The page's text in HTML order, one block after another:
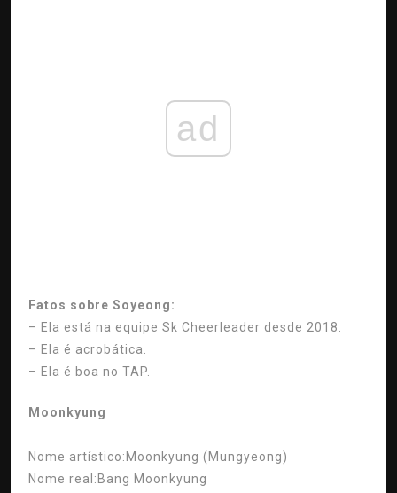
ad
Fatos sobre Soyeong:
– Ela está na equipe Sk Cheerleader desde 2018.
– Ela é acrobática.
– Ela é boa no TAP.
Moonkyung
Nome artístico: Moonkyung (Mungyeong)
Nome real: Bang Moonkyung